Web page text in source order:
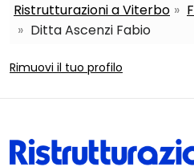
Ristrutturazioni a Viterbo
Ditta Ascenzi Fabio
Rimuovi il tuo profilo